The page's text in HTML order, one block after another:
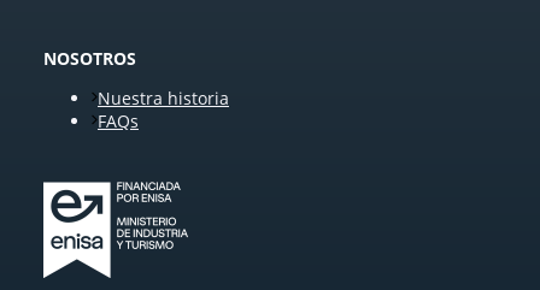
NOSOTROS
Nuestra historia
FAQs